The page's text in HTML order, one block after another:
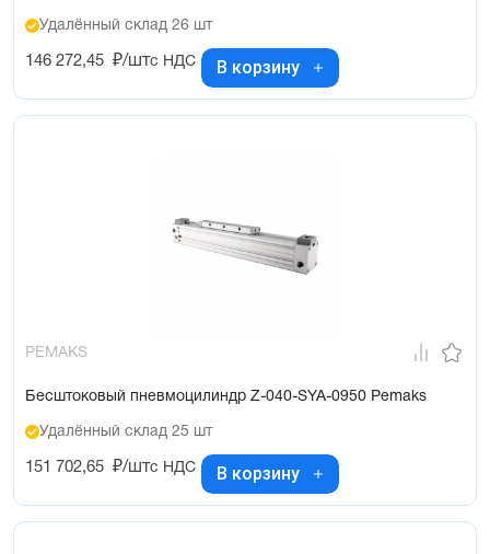
Удалённый склад 26 шт
146 272,45 ₽/штс НДС В корзину
PEMAKS
Бесштоковый пневмоцилиндр Z-040-SYA-0950 Pemaks
Удалённый склад 25 шт
151 702,65 ₽/штс НДС В корзину